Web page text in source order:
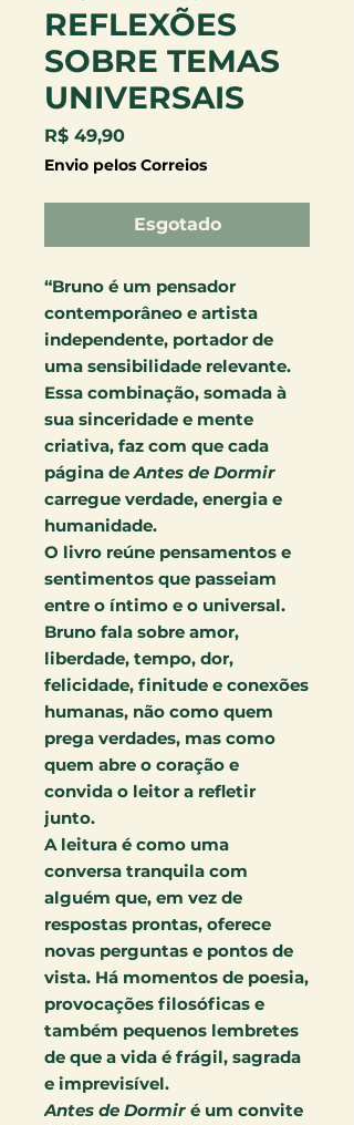
REFLEXÕES
SOBRE TEMAS
UNIVERSAIS
R$ 49,90Preço
Envio pelos Correios
Esgotado
“Bruno é um pensador
contemporâneo e artista
independente, portador de
uma sensibilidade relevante.
Essa combinação, somada à
sua sinceridade e mente
criativa, faz com que cada
página deAntes de Dormir
carregue verdade, energia e
humanidade.
O livro reúne pensamentos e
sentimentos que passeiam
entre o íntimo e o universal.
Bruno fala sobre amor,
liberdade, tempo, dor,
felicidade, finitude e conexões
humanas, não como quem
prega verdades, mas como
quem abre o coração e
convida o leitor a refletir
junto.
A leitura é como uma
conversa tranquila com
alguém que, em vez de
respostas prontas, oferece
novas perguntas e pontos de
vista. Há momentos de poesia,
provocações filosóficas e
também pequenos lembretes
de que a vida é frágil, sagrada
e imprevisível.
Antes de Dormir é um convite